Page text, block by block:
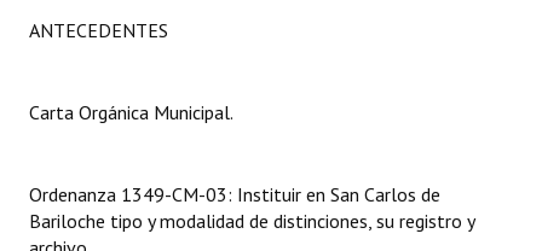
Constitución Provincial
Digesto
Organigrama
ANTECEDENTES
Carta Orgánica Municipal.
Ordenanza 1349-CM-03: Instituir en San Carlos de
Bariloche tipo y modalidad de distinciones, su registro y